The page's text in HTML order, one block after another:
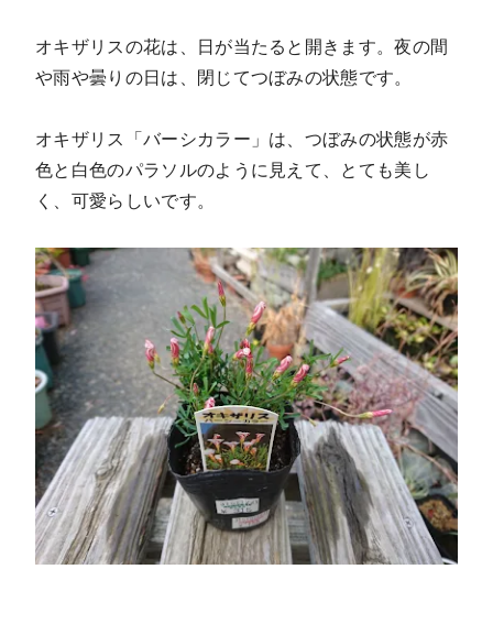
オキザリスの花は、日が当たると開きます。夜の間
や雨や曇りの日は、閉じてつぼみの状態です。
オキザリス「バーシカラー」は、つぼみの状態が赤
色と白色のパラソルのように見えて、とても美し
く、可愛らしいです。